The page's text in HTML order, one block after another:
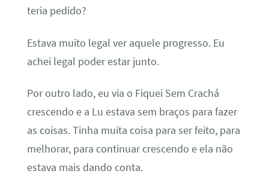
teria pedido?
Estava muito legal ver aquele progresso. Eu
achei legal poder estar junto.
Por outro lado, eu via o Fiquei Sem Crachá
crescendo e a Lu estava sem braços para fazer
as coisas. Tinha muita coisa para ser feito, para
melhorar, para continuar crescendo e ela não
estava mais dando conta.